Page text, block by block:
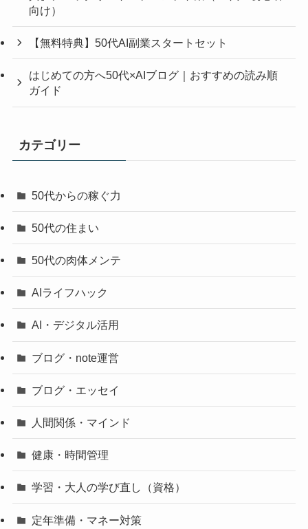
向け）
【無料特典】50代AI副業スタートセット
はじめての方へ50代×AIブログ｜おすすめの読み順
ガイド
カテゴリー
50代からの稼ぐ力
50代の住まい
50代の肉体メンテ
AIライフハック
AI・デジタル活用
ブログ・note運営
ブログ・エッセイ
人間関係・マインド
健康・時間管理
学習・大人の学び直し（資格）
定年準備・マネー対策